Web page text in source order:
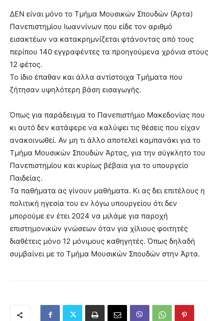
ΔΕΝ είναι μόνο το Τμήμα Μουσικών Σπουδών (Άρτα)
Πανεπιστημίου Ιωαννίνων που είδε τον αριθμό
εισακτέων να κατακρημνίζεται φτάνοντας από τους
περίπου 140 εγγραφέντες τα προηγούμενα χρόνια στους
12 φέτος.
Το ίδιο έπαθαν και άλλα αντίστοιχα Τμήματα που
ζήτησαν υψηλότερη βάση εισαγωγής.
Όπως για παράδειγμα το Πανεπιστήμιο Μακεδονίας που
κι αυτό δεν κατάφερε να καλύψει τις θέσεις που είχαν
ανακοινωθεί. Αν μη τι άλλο αποτελεί καμπανάκι για το
Τμήμα Μουσικών Σπουδών Άρτας, για την σύγκλητο του
Πανεπιστημίου και κυρίως βέβαια για το υπουργείο
Παιδείας.
Τα παθήματα ας γίνουν μαθήματα. Κι ας δει επιτέλους η
πολιτική ηγεσία του εν λόγω υπουργείου ότι δεν
μπορούμε εν έτει 2024 να μιλάμε για παροχή
επιστημονικών γνώσεων όταν για χίλιους φοιτητές
διαθέτεις μόνο 12 μόνιμους καθηγητές. Όπως δηλαδή
συμβαίνει με το Τμήμα Μουσικών Σπουδών στην Άρτα.